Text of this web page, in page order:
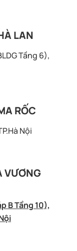
LAN
Tầng 6),
RỐC
Nội
VƯƠNG
B Tầng 10),